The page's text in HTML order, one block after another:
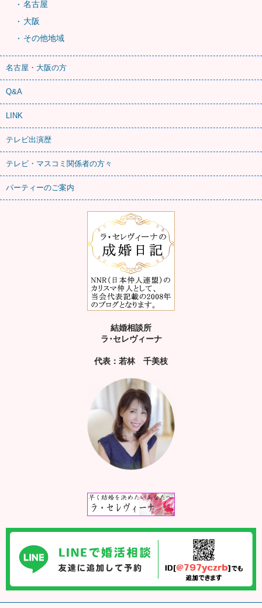
名古屋
大阪
その他地域
名古屋・大阪の方
Q&A
LINK
テレビ出演歴
テレビ・マスコミ関係者の方々
パーティーのご案内
結婚相談所
ラ･セレヴィーナ
代表：若林 千美枝